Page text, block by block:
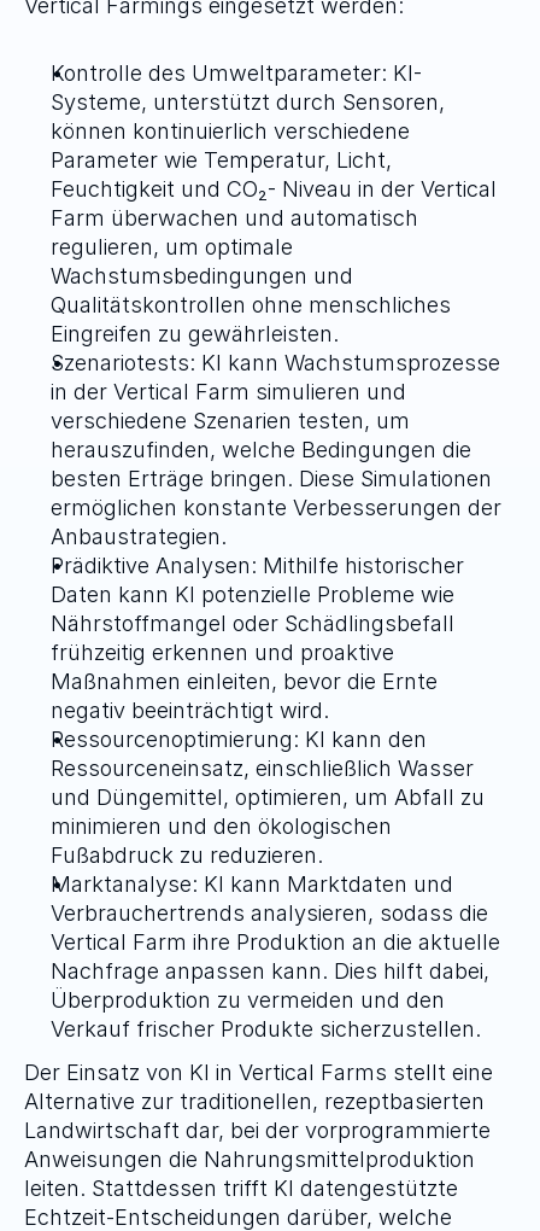
Vertical Farmings eingesetzt werden:
Kontrolle des Umweltparameter: KI-
Systeme, unterstützt durch Sensoren,
können kontinuierlich verschiedene
Parameter wie Temperatur, Licht,
Feuchtigkeit und CO₂- Niveau in der Vertical
Farm überwachen und automatisch
regulieren, um optimale
Wachstumsbedingungen und
Qualitätskontrollen ohne menschliches
Eingreifen zu gewährleisten.
Szenariotests: KI kann Wachstumsprozesse
in der Vertical Farm simulieren und
verschiedene Szenarien testen, um
herauszufinden, welche Bedingungen die
besten Erträge bringen. Diese Simulationen
ermöglichen konstante Verbesserungen der
Anbaustrategien.
Prädiktive Analysen: Mithilfe historischer
Daten kann KI potenzielle Probleme wie
Nährstoffmangel oder Schädlingsbefall
frühzeitig erkennen und proaktive
Maßnahmen einleiten, bevor die Ernte
negativ beeinträchtigt wird.
Ressourcenoptimierung: KI kann den
Ressourceneinsatz, einschließlich Wasser
und Düngemittel, optimieren, um Abfall zu
minimieren und den ökologischen
Fußabdruck zu reduzieren.
Marktanalyse: KI kann Marktdaten und
Verbrauchertrends analysieren, sodass die
Vertical Farm ihre Produktion an die aktuelle
Nachfrage anpassen kann. Dies hilft dabei,
Überproduktion zu vermeiden und den
Verkauf frischer Produkte sicherzustellen.
Der Einsatz von KI in Vertical Farms stellt eine
Alternative zur traditionellen, rezeptbasierten
Landwirtschaft dar, bei der vorprogrammierte
Anweisungen die Nahrungsmittelproduktion
leiten. Stattdessen trifft KI datengestützte
Echtzeit-Entscheidungen darüber, welche